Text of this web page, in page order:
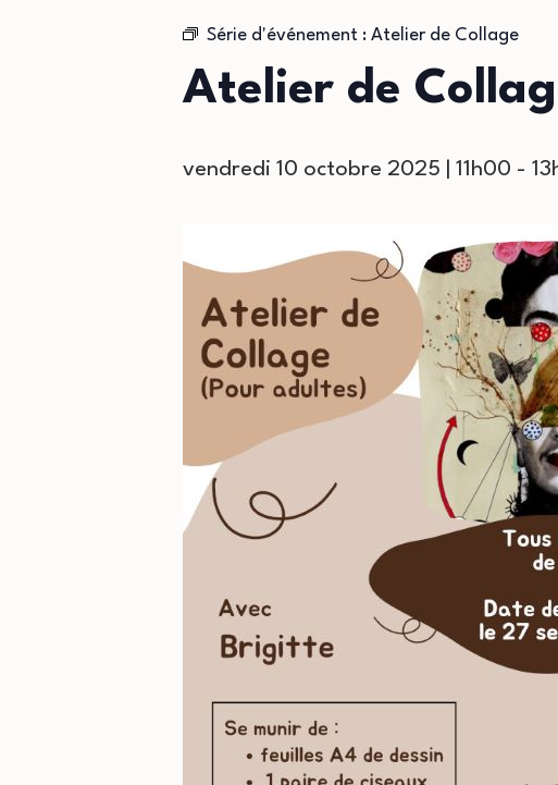
Série d'événement : Atelier de Collage
Atelier de
vendredi 10 octobre 2025 | 11h00 -